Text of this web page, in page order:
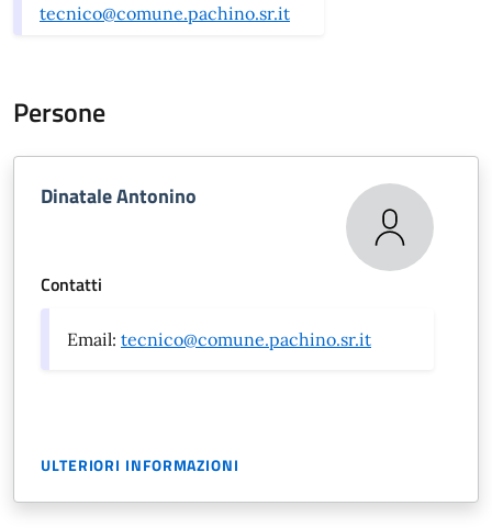
tecnico@comune.pachino.sr.it
Persone
Dinatale Antonino
Contatti
Email: tecnico@comune.pachino.sr.it
ULTERIORI INFORMAZIONI